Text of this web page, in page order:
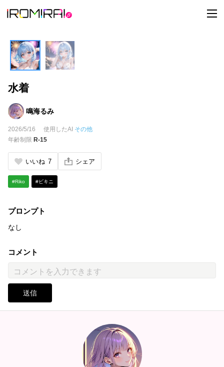
t
o
水着
鳴海るみ
2026/5/16 使用したAI その他
年齢制限 R-15
いいね 7 シェア
#Riko #ビキニ
プロンプト
なし
コメント
送信